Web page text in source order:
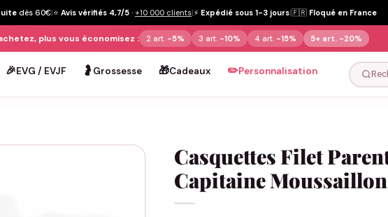
dès 60€|⭐ Avis vérifiés 4,7/5 · +10 000 clients|⚡ Expédié sous 1-3 jours|🇫🇷 Floqué en France
plus vous économisez : 2 art. -5% 3 art. -10% 4 art. -15% 5+ art. -20%
🎉EVG / EVJF 🤰 Grossesse 🎁Cadeaux ✏️Personnalisation
Casquettes Filet
Capitaine Moussaillon